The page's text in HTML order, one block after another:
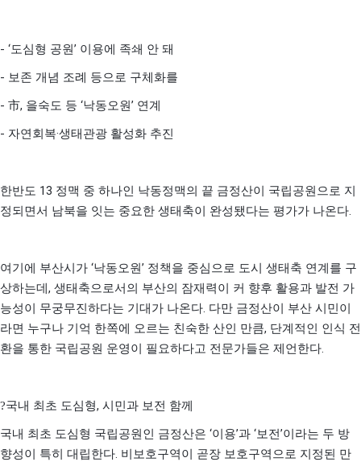
- ‘도심형 공원’ 이용에 족쇄 안 돼
- 보존 개념 조례 등으로 구체화를
- 市, 을숙도 등 ‘낙동오원’ 연계
- 자연회복·생태관광 활성화 추진
한반도 13 정맥 중 하나인 낙동정맥의 끝 금정산이 국립공원으로 지
정되면서 남북을 잇는 중요한 생태축이 완성됐다는 평가가 나온다.
여기에 부산시가 ‘낙동오원’ 정책을 중심으로 도시 생태축 연계를 구
상하는데 , 생태축으로서의 부산의 잠재력이 커 향후 활용과 발전 가
능성이 무궁무진하다는 기대가 나온다. 다만 금정산이 부산 시민이
라면 누구나 기억 한쪽에 오르는 친숙한 산인 만큼, 단계적인 인식 전
환을 통한 국립공원 운영이 필요하다고 전문가들은 제언한다.
?국내 최초 도심형, 시민과 보전 함께
국내 최초 도심형 국립공원인 금정산은 ‘이용’과 ‘보전’이라는 두 방
향성이 특히 대립한다. 비보호구역이 곧장 보호구역으로 지정된 만